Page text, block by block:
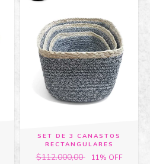
SET DE 3 CANASTOS
RECTANGULARES
$112.000,00 11% OFF